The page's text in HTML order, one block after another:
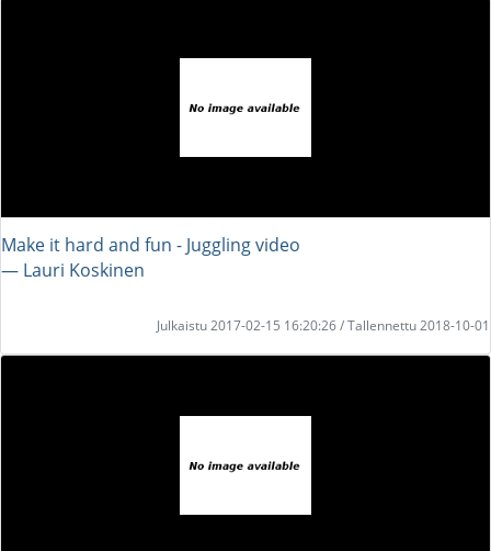
Make it hard and fun - Juggling video
― Lauri Koskinen
Julkaistu 2017-02-15 16:20:26 / Tallennettu 2018-10-01